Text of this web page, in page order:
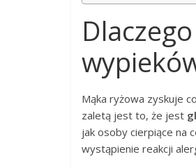
Mąka ryżowa zyskuje
zaletą jest to, że jest
jak osoby cierpiące na
wystąpienie reakcji